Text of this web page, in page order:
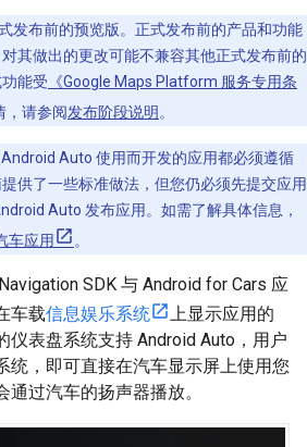
发布前的预览版。正式发布前的产品和功能
其做出的更改可能不兼容其他正式发布前的
能受 《Google Maps Platform 服务专用条
，请参阅发布阶段说明 。
Android Auto 使用而开发的应用都必须遵循
供了一些标准做法，但您仍必须先提交应用
Auto 发布应用。如需了解具体信息，
车应用 。
SDK 与 Android for Cars 应
车载信息娱乐系统
上显示应用的
仪表盘系统支持 Android Auto，用户
统，即可直接在汽车显示屏上使用您
过汽车的扬声器播放。